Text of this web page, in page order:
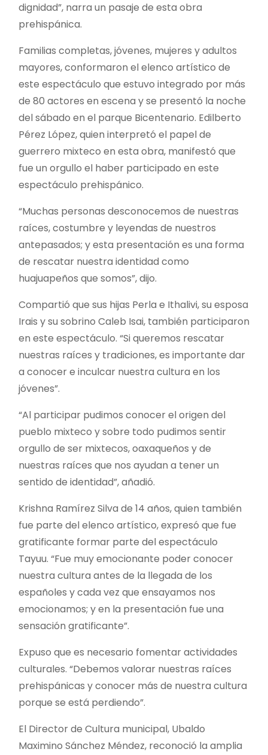
dignidad”, narra un pasaje de esta obra
prehispánica.
Familias completas, jóvenes, mujeres y adultos
mayores, conformaron el elenco artístico de
este espectáculo que estuvo integrado por más
de 80 actores en escena y se presentó la noche
del sábado en el parque Bicentenario. Edilberto
Pérez López, quien interpretó el papel de
guerrero mixteco en esta obra, manifestó que
fue un orgullo el haber participado en este
espectáculo prehispánico.
“Muchas personas desconocemos de nuestras
raíces, costumbre y leyendas de nuestros
antepasados; y esta presentación es una forma
de rescatar nuestra identidad como
huajuapeños que somos”, dijo.
Compartió que sus hijas Perla e Ithalivi, su esposa
Irais y su sobrino Caleb Isai, también participaron
en este espectáculo. “Si queremos rescatar
nuestras raíces y tradiciones, es importante dar
a conocer e inculcar nuestra cultura en los
jóvenes”.
“Al participar pudimos conocer el origen del
pueblo mixteco y sobre todo pudimos sentir
orgullo de ser mixtecos, oaxaqueños y de
nuestras raíces que nos ayudan a tener un
sentido de identidad”, añadió.
Krishna Ramírez Silva de 14 años, quien también
fue parte del elenco artístico, expresó que fue
gratificante formar parte del espectáculo
Tayuu. “Fue muy emocionante poder conocer
nuestra cultura antes de la llegada de los
españoles y cada vez que ensayamos nos
emocionamos; y en la presentación fue una
sensación gratificante”.
Expuso que es necesario fomentar actividades
culturales. “Debemos valorar nuestras raíces
prehispánicas y conocer más de nuestra cultura
porque se está perdiendo”.
El Director de Cultura municipal, Ubaldo
Maximino Sánchez Méndez, reconoció la amplia